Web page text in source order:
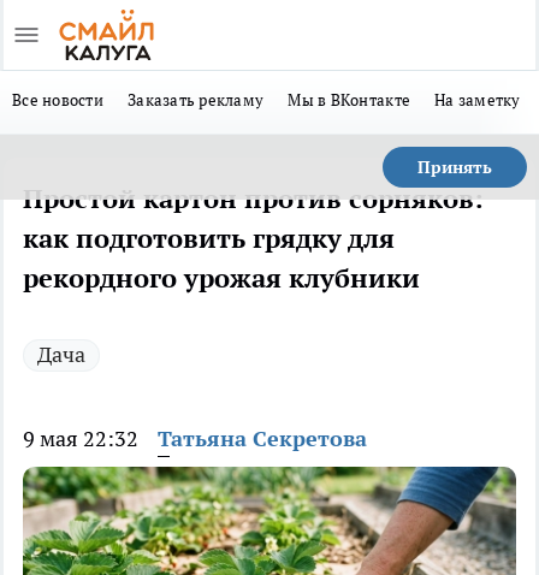
Все новости Заказать рекламу Мы в ВКонтакте На заметку
Принять
Простой картон против сорняков:
как подготовить грядку для
рекордного урожая клубники
Дача
9 мая 22:32 Татьяна Секретова